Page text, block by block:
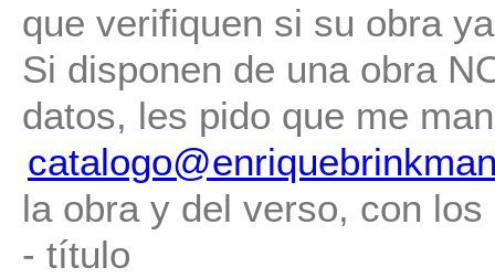
que verifiquen si su obra
Si disponen de una obra
datos, les pido que me
la obra y del verso, con
- título